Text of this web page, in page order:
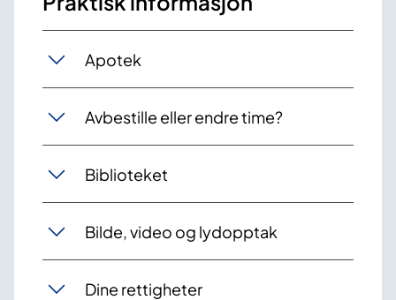
Apotek
Avbestille eller endre time?
Biblioteket
Bilde, video og lydopptak
Dine rettigheter